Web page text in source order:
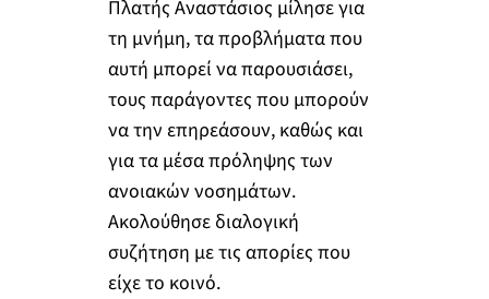
Πλατής Αναστάσιος μίλησε για
τη μνήμη, τα προβλήματα που
αυτή μπορεί να παρουσιάσει,
τους παράγοντες που μπορούν
να την επηρεάσουν, καθώς και
για τα μέσα πρόληψης των
ανοιακών νοσημάτων.
Ακολούθησε διαλογική
συζήτηση με τις απορίες που
είχε το κοινό.